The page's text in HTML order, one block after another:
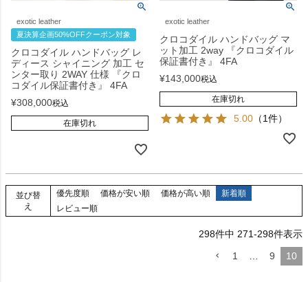
exotic leather
夏決算企画50%OFFクーポン対象
クロコダイル ハンドバッグ レ
ディース シャイニング 加工 セ
ンター取り 2WAY 仕様 『クロ
コダイル保証書付き』 4FA
¥308,000税込
在庫切れ
exotic leather
クロコダイル ハンドバッグ マ
ット加工 2way 『クロコダイル
保証書付き』 4FA
¥143,000税込
在庫切れ
5.00 （1件）
並び替
え
優先度順 価格が安い順 価格が高い順
新着順
レビュー順
298件中 271-298件表示
1
… 9 10